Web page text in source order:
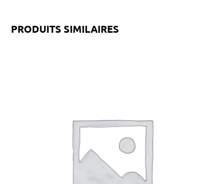
PRODUITS SIMILAIRES